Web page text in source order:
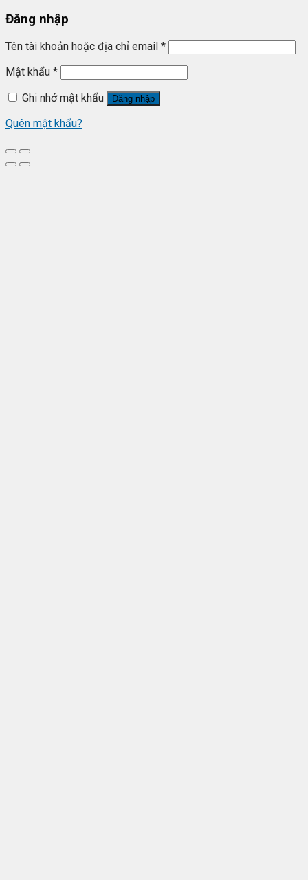
Đăng nhập
Tên tài khoản hoặc địa chỉ email *
Mật khẩu *
Ghi nhớ mật khẩu
Đăng nhập
Quên mật khẩu?